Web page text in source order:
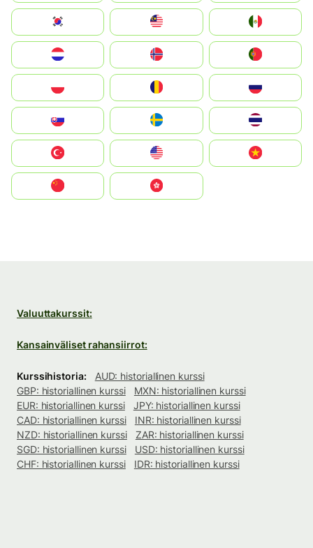
South Korea
United States
中國香港特別行政區
Valuuttakurssit:
Kansainväliset rahansiirrot:
Kurssihistoria:
AUD: historiallinen kurssi
GBP: historiallinen kurssi
MXN: historiallinen kurssi
EUR: historiallinen kurssi
JPY: historiallinen kurssi
CAD: historiallinen kurssi
INR: historiallinen kurssi
NZD: historiallinen kurssi
ZAR: historiallinen kurssi
SGD: historiallinen kurssi
USD: historiallinen kurssi
CHF: historiallinen kurssi
IDR: historiallinen kurssi